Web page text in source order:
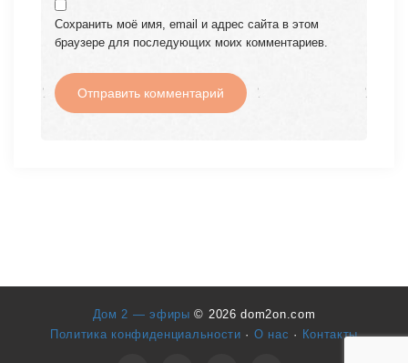
Сохранить моё имя, email и адрес сайта в этом
браузере для последующих моих комментариев.
Дом 2 — эфиры© 2026 dom2on.com
Политика конфиденциальности · О нас · Контакты